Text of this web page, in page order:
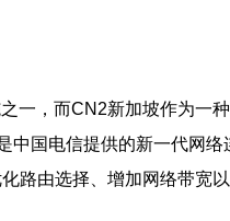
一，而CN2新加坡作为一
中国电信提供的新一代网
路由选择、增加网络带宽